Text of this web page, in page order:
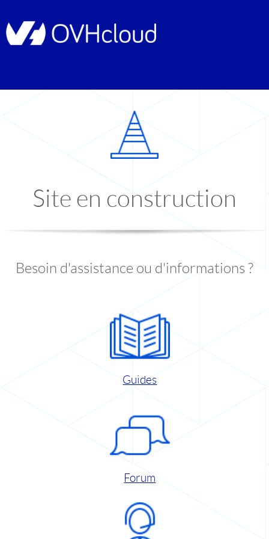
Site en construction
Besoin d'assistance ou d'informations ?
Guides
Forum